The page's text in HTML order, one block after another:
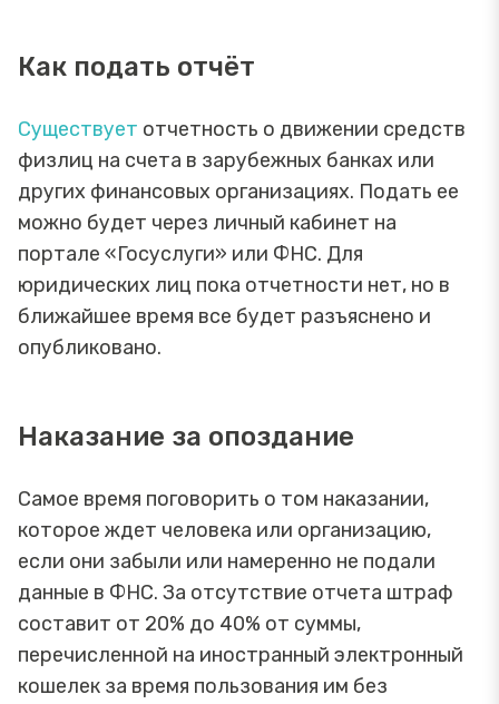
Как подать отчёт
Существует отчетность о движении средств
физлиц на счета в зарубежных банках или
других финансовых организациях. Подать ее
можно будет через личный кабинет на
портале «Госуслуги» или ФНС. Для
юридических лиц пока отчетности нет, но в
ближайшее время все будет разъяснено и
опубликовано.
Наказание за опоздание
Самое время поговорить о том наказании,
которое ждет человека или организацию,
если они забыли или намеренно не подали
данные в ФНС. За отсутствие отчета штраф
составит от 20% до 40% от суммы,
перечисленной на иностранный электронный
кошелек за время пользования им без